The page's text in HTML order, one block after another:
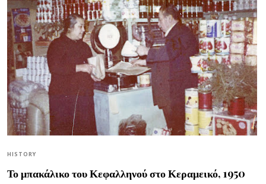
HISTORY
Το μπακάλικο του Κεφαλληνού στο Κεραμεικό, 1950